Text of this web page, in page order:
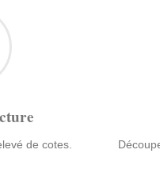
de cotes.